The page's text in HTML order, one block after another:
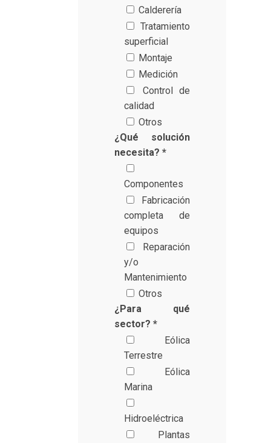
Calderería
Tratamiento
superficial
Montaje
Medición
Control de
calidad
Otros
¿Qué solución
necesita? *
Componentes
Fabricación
completa de
equipos
Reparación
y/o
Mantenimiento
Otros
¿Para qué
sector? *
Eólica
Terrestre
Eólica
Marina
Hidroeléctrica
Plantas